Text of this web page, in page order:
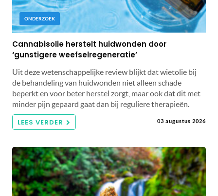
ONDERZOEK
Cannabisolie herstelt huidwonden door
‘gunstigere weefselregeneratie’
Uit deze wetenschappelijke review blijkt dat wietolie bij
de behandeling van huidwonden niet alleen schade
beperkt en voor beter herstel zorgt, maar ook dat dit met
minder pijn gepaard gaat dan bij reguliere therapieën.
LEES VERDER 03 augustus 2026